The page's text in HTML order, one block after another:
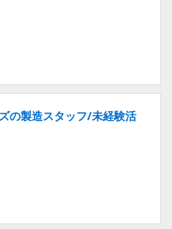
の製造スタッフ/未経験活